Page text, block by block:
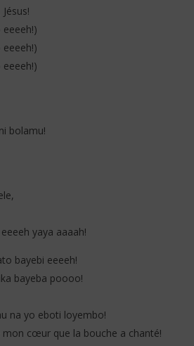
bolamu!
yaya aaaah!
bayebi eeeeh!
bayeba poooo!
na yo eboti loyembo!
mon cœur que la bouche a chanté!